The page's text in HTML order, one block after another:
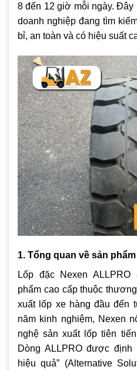
8 đến 12 giờ mỗi ngày.
doanh nghiệp đang tìm
bỉ, an toàn và có hiệu suất
1. Tổng quan về sản
Lốp đặc Nexen ALLPRO
phẩm cao cấp thuộc
xuất lốp xe hàng đầu đến
năm kinh nghiệm, Nexen
nghệ sản xuất lốp tiên
Dòng ALLPRO được
hiệu quả” (Alternative